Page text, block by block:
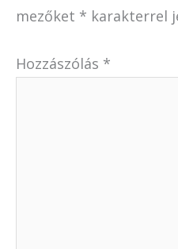
mezőket * karakterrel
Hozzászólás *